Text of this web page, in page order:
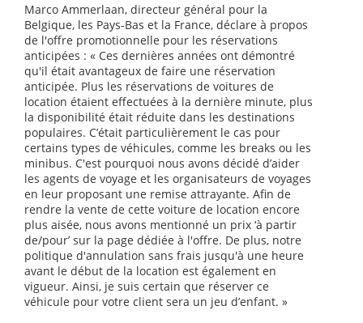
Marco Ammerlaan, directeur général pour la
Belgique, les Pays-Bas et la France, déclare à propos
de l'offre promotionnelle pour les réservations
anticipées : « Ces dernières années ont démontré
qu'il était avantageux de faire une réservation
anticipée. Plus les réservations de voitures de
location étaient effectuées à la dernière minute, plus
la disponibilité était réduite dans les destinations
populaires. C’était particulièrement le cas pour
certains types de véhicules, comme les breaks ou les
minibus. C'est pourquoi nous avons décidé d’aider
les agents de voyage et les organisateurs de voyages
en leur proposant une remise attrayante. Afin de
rendre la vente de cette voiture de location encore
plus aisée, nous avons mentionné un prix ‘à partir
de/pour’ sur la page dédiée à l'offre. De plus, notre
politique d'annulation sans frais jusqu'à une heure
avant le début de la location est également en
vigueur. Ainsi, je suis certain que réserver ce
véhicule pour votre client sera un jeu d’enfant. »